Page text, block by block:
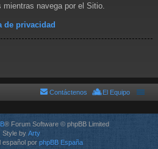
navega por el Sitio.
de privacidad
El Equipo
Contáctenos
® Forum Software © phpBB Limited
Style by Arty
español por phpBB España